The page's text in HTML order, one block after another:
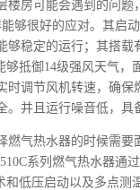
楼房可能会遇到的问题
够很好的应对。其启动
够稳定的运行；其搭载
够抵御14级强风天气，
时调节风机转速，确保
。并且运行噪音低，具
燃气热水器的时候需要
系列燃气热水器通
和低压启动以及多点测